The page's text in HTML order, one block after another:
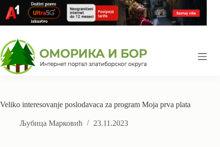
content
Veliko interesovanje poslodavaca za program Moja prva plata
Љубица Марковић 23.11.2023